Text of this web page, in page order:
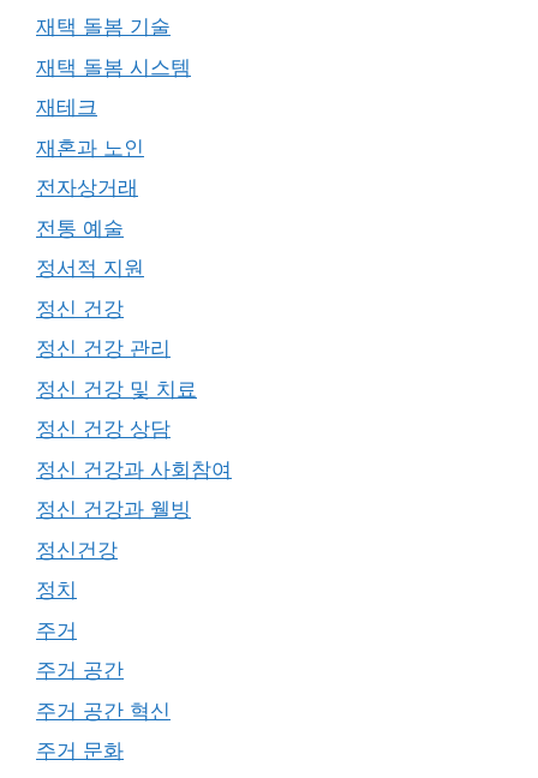
재택 돌봄 기술
재택 돌봄 시스템
재테크
재혼과 노인
전자상거래
전통 예술
정서적 지원
정신 건강
정신 건강 관리
정신 건강 및 치료
정신 건강 상담
정신 건강과 사회참여
정신 건강과 웰빙
정신건강
정치
주거
주거 공간
주거 공간 혁신
주거 문화